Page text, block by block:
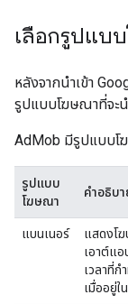
เลือกรูปแบ
หลังจากนำเข้า
รูปแบบโฆษณาที่จะน
AdMob มีรูปแบบโ
รูปแบบ
โฆษณา
คำอธิบา
แบนเนอร์
แสดงโ
เอาต์แอ
เวลาที่ก
เมื่ออยู่ใ